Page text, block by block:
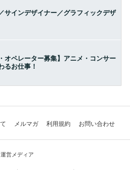
サインデザイナー／グラフィックデザ
オペレーター募集】アニメ・コンサー
るお仕事！
メルマガ 利用規約 お問い合わせ
運営メディア